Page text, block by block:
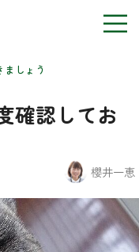
しょう
確認してお
櫻井一恵